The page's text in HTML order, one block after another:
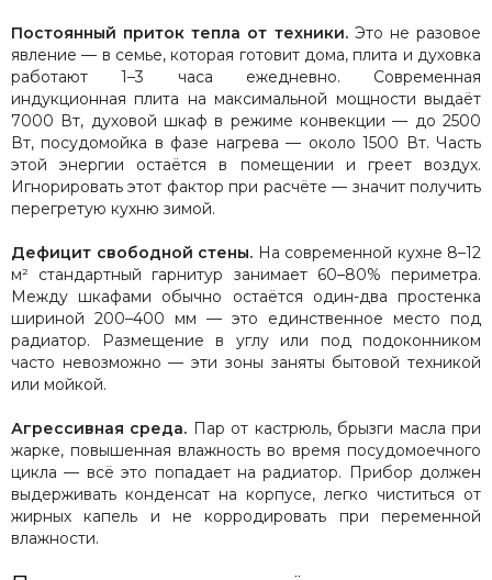
Постоянный приток тепла от техники.Это не разовое
явление — в семье, которая готовит дома, плита и духовка
работают 1–3 часа ежедневно. Современная
индукционная плита на максимальной мощности выдаёт
7000 Вт, духовой шкаф в режиме конвекции — до 2500
Вт, посудомойка в фазе нагрева — около 1500 Вт. Часть
этой энергии остаётся в помещении и греет воздух.
Игнорировать этот фактор при расчёте — значит получить
перегретую кухню зимой.
Дефицит свободной стены. На современной кухне 8–12
м² стандартный гарнитур занимает 60–80% периметра.
Между шкафами обычно остаётся один-два простенка
шириной 200–400 мм — это единственное место под
радиатор. Размещение в углу или под подоконником
часто невозможно — эти зоны заняты бытовой техникой
или мойкой.
Агрессивная среда. Пар от кастрюль, брызги масла при
жарке, повышенная влажность во время посудомоечного
цикла — всё это попадает на радиатор. Прибор должен
выдерживать конденсат на корпусе, легко чиститься от
жирных капель и не корродировать при переменной
влажности.